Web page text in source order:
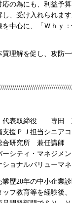
の為にも、利益予
、受け入れられま
中心に、「Ｗｈｙ
理解を促し、攻防
代表取締役 専田
援ＰＪ担当シニアコ
合研究所 兼任講師
シティ・マネジメ
ョナルバリューマ
業歴20年の中小企業
フ教育等を経験後